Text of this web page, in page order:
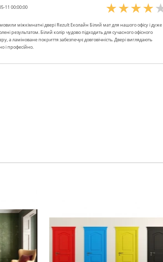
11 00:00:00
міжкімнатні двері Rezult Еколайн Білий мат для нашого офісу і дуже
результатом. Білий колір чудово підходить для сучасного офісного
а ламіноване покриття забезпечує довговічність. Двері виглядають
і професійно.